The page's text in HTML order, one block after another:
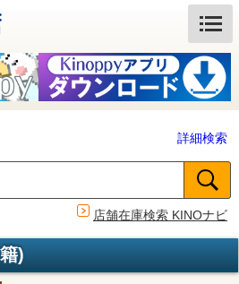
詳細検索
店舗在庫検索 KINOナビ
)